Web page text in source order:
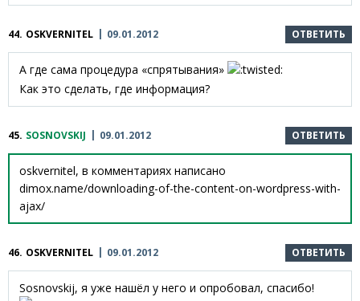
44. OSKVERNITEL 09.01.2012 ОТВЕТИТЬ
А где сама процедура «спрятывания»
Как это сделать, где информация?
45. SOSNOVSKIJ 09.01.2012 ОТВЕТИТЬ
oskvernitel, в комментариях написано
dimox.name/downloading-of-the-content-on-wordpress-with-
ajax/
46. OSKVERNITEL 09.01.2012 ОТВЕТИТЬ
Sosnovskij, я уже нашёл у него и опробовал, спасибо!